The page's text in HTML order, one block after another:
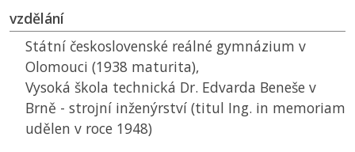
vzdělání
Státní československé reálné gymnázium v
Olomouci (1938 maturita),
Vysoká škola technická Dr. Edvarda Beneše v
Brně - strojní inženýrství (titul Ing. in memoriam
udělen v roce 1948)